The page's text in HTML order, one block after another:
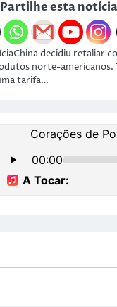
Partilhe esta notícia
decidiu retaliar
norte-americanos.
tarifa…